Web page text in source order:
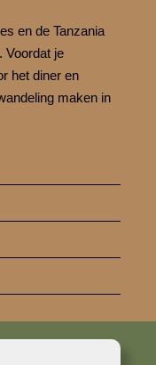
en de Tanzania
Voordat je
het diner en
maken in